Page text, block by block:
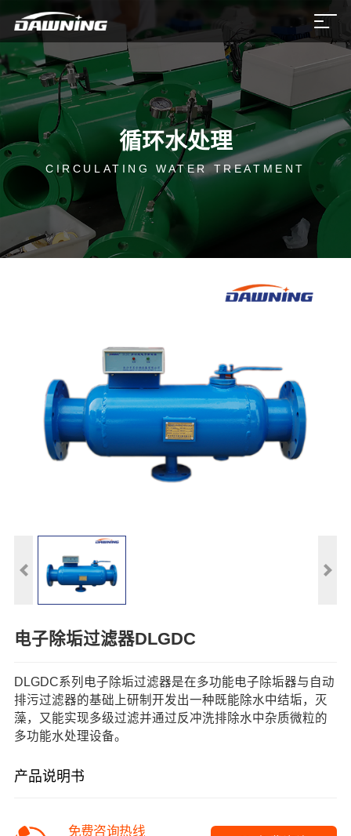
循环水处理
CIRCULATING WATER TREATMENT
电子除垢过滤器DLGDC
DLGDC系列电子除垢过滤器是在多功能电子除垢器与自动
排污过滤器的基础上研制开发出一种既能除水中结垢，灭
藻，又能实现多级过滤并通过反冲洗排除水中杂质微粒的
多功能水处理设备。
产品说明书
免费咨询热线